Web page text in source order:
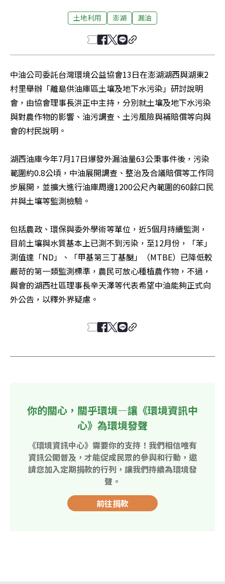
土地利用 澎湖 漏油
中油公司委託台灣環境公益協會13日在澎湖湖西與湖東2
村里舉辦「離島供油庫區土壤及地下水污染」研討說明
會，由協會理事長洪正中主持，分別就土壤及地下水污染
與對農作物的影響、油污調查、土污風險與補賠償等向與
會的村民說明。
湖西油庫今年7月17日爆發外漏油量63公秉事件後，污染
範圍約0.8公頃，中油展開調查、整治及合議賠償等工作同
步展開，並擴大進行油庫周邊1200公尺內範圍的60餘口民
井與土壤等監測檢驗。
包括農政、環保與委外學術等單位，近5個月持續監測，
目前土壤與水質基本上已測不到污染，至12月份，「苯」
測值達「ND」、「甲基第三丁基醚」（MTBE）已降低較
嚴苛的第一類監測標準，農民可放心種植農作物，不過，
與會的湖西社區理事長辛天澤等代表希望中油能夠正式向
外公告，以釋外界疑慮。
你的關心，關乎環境—讓《環境資訊中
心》為環境發聲
《環境資訊中心》需要你的支持！我們相信唯有
資訊公開普及，才能促成民眾的參與和行動，邀
請您加入定期捐款的行列，讓我們持續為環境發
聲。
前往捐款